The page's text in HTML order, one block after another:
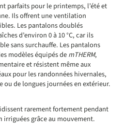
parfaits pour le printemps, l’été et
Ils offrent une ventilation
Les pantalons doublés
d’environ 0 à 10 °C, car ils
sans surchauffe. Les pantalons
modèles équipés demTHERM,
et résistent même aux
pour les randonnées hivernales,
ou de longues journées en extérieur.
rarement fortement pendant
irriguées grâce au mouvement.